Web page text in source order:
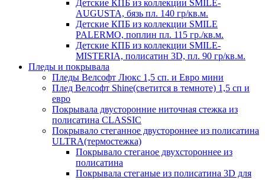
Детские КПБ из коллекции SMILE-
AUGUSTA, бязь пл. 140 гр/кв.м.
Детские КПБ из коллекции SMILE
PALERMO, поплин пл. 115 гр./кв.м.
Детские КПБ из коллекции SMILE-
MISTERIA, полисатин 3D, пл. 90 гр/кв.м.
Пледы и покрывала
Пледы Велсофт Люкс 1,5 сп. и Евро мини
Плед Велсофт Shine(светится в темноте) 1,5 сп и
евро
Покрывала двусторонние ниточная стежка из
полисатина CLASSIC
Покрывало стеганное двустороннее из полисатина
ULTRA(термостежка)
Покрывало стеганое двухстороннее из
полисатина
Покрывала стеганые из полисатина 3D для